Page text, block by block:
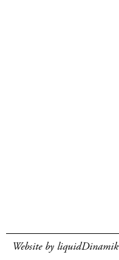
Website by liquidDinamik